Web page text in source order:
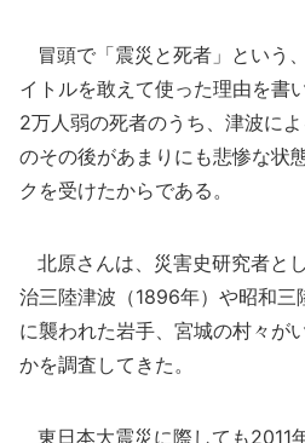
冒頭で「震災と死者」という
イトルを敢えて使った理由を書
2万人弱の死者のうち、津波に
のその後があまりにも悲惨な状
クを受けたからである。
北原さんは、災害史研究者と
治三陸津波（1896年）や昭和
に襲われた岩手、宮城の村々が
かを調査してきた。
東日本大震災に際しても2011